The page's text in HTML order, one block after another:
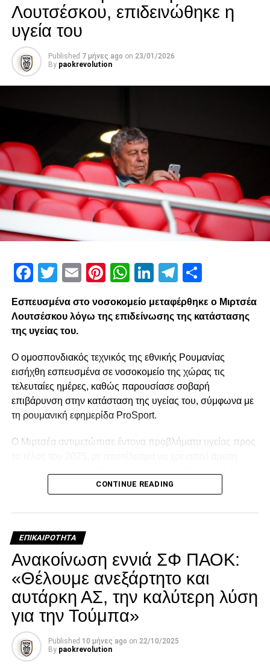
ADVERTISEMENT
Κλείνω με τον Τζάλμα Κάμπος. Η εμφάνιση του, ο τρόπος
που κινήθηκε και η παρουσία του στο γήπεδο, δείχνει ότι
Σάχκοφ στα χαφ, τον Ισπανό ως κόφτη, την ομάδα που
είναι τώρα ακόμη πιο έτοιμη και αναρωτιέμαι πόσο πολύ
θα αρέσει αυτός ο ΠΑΟΚ.
Facebook
Twitter
EmailPinterest
WhatsApp
LinkedIn
Telegram
RELATED TOPICS:
Λατρεία για Κλάους από τους φιλάθλους του
DON'T MISS
«Με… φτιάχνει ο ανταγωνισμός και θα
διεκδικήσω αυτό που θέλω»
Λουτσέσκου, επιδεινώθηκε η
υγεία του
Published 7 μήνες ago on 23/01/2026
By paokrevolution
Facebook
Twitter
EmailPinterest
WhatsApp
LinkedInTelegram
Εσπευσμένα στο νοσοκομείο μεταφέρθηκε ο Μιρτσέα
Λουτσέσκου λόγω της επιδείνωσης της κατάστασης
της υγείας του.
Ο ομοσπονδιακός τεχνικός της εθνικής Ρουμανίας
εισήχθη εσπευσμένα σε νοσοκομείο της χώρας τις
τελευταίες ημέρες, καθώς παρουσίασε σοβαρή
επιβάρυνση στην κατάσταση της υγείας του, σύμφωνα με
τη ρουμανική εφημερίδα ProSport.
Ο Μιρτσέα αντιμετώπισε έντονα προβλήματα υγείας προς
κρυολόγημα, το οποίο επηρέασε αρνητικά την ήδη
αναγκαία να νοσηλευτεί. Οι πληροφορίες αναφέρουν ότι η
νοσηλείας του.
Facebook
Twitter
EmailPinterest
WhatsApp
LinkedIn
Telegram
CONTINUE READING
ΕΠΙΚΑΙΡΌΤΗΤΑ
Ανακοίνωση εννιά ΣΦ ΠΑΟΚ:
«Θέλουμε ανεξάρτητο και
αυτάρκη ΑΣ, την καλύτερη λύση
για την Τούμπα»
Published 10 μήνες ago on 22/10/2025
By paokrevolution